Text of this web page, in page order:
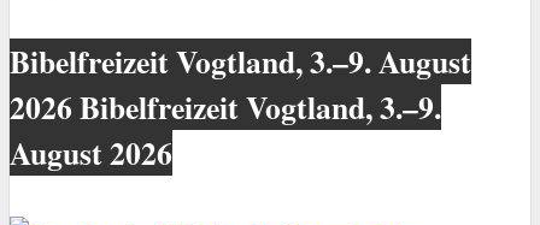
Bibelfreizeit Vogtland, 3.–9. August
2026 Bibelfreizeit Vogtland, 3.–9.
August 2026